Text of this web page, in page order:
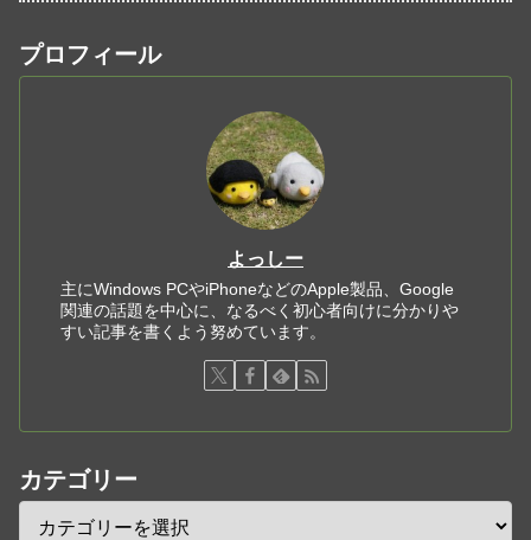
プロフィール
よっしー
主にWindows PCやiPhoneなどのApple製品、Google
関連の話題を中心に、なるべく初心者向けに分かりや
すい記事を書くよう努めています。
カテゴリー